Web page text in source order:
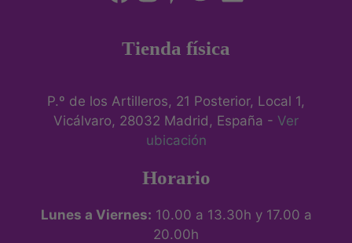
Tienda física
P.º de los Artilleros, 21 Posterior, Local 1,
Vicálvaro, 28032 Madrid, España - Ver
ubicación
Horario
Lunes a Viernes: 10.00 a 13.30h y 17.00 a
20.00h